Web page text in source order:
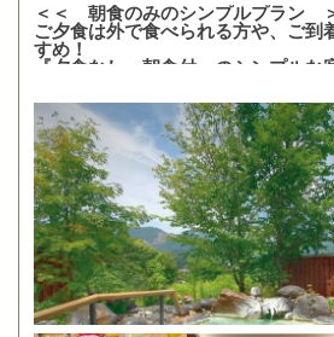
＜＜ 朝食のみのシンプルプラン
ご夕食は外で食べられる方や、ご到
すめ！
『夕食なし・朝食付』のシンプルな
ご到着後は当館自慢の【離れ湯百
湯】をご堪能ください！
※こちらのプランは朝食のみ付いて
は付いておりません。